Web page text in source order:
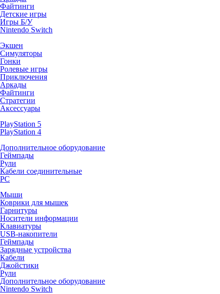
Файтинги
Детские игры
Игры Б/У
Nintendo Switch
Экшен
Симуляторы
Гонки
Ролевые игры
Приключения
Аркады
Файтинги
Стратегии
Аксессуары
PlayStation 5
PlayStation 4
Дополнительное оборудование
Геймпады
Рули
Кабели соединительные
PC
Мыши
Коврики для мышек
Гарнитуры
Носители информации
Клавиатуры
USB-накопители
Геймпады
Зарядные устройства
Кабели
Джойстики
Рули
Дополнительное оборудование
Nintendo Switch